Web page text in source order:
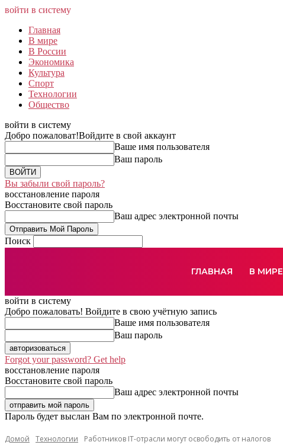
войти в систему
Главная
В мире
В России
Экономика
Культура
Спорт
Технологии
Общество
войти в систему
Добро пожаловат!Войдите в свой аккаунт
Ваше имя пользователя
Ваш пароль
Вы забыли свой пароль?
восстановление пароля
Восстановите свой пароль
Ваш адрес электронной почты
Поиск
ГЛАВНАЯ В МИРЕ
войти в систему
Добро пожаловать! Войдите в свою учётную запись
Ваше имя пользователя
Ваш пароль
Forgot your password? Get help
восстановление пароля
Восстановите свой пароль
Ваш адрес электронной почты
Пароль будет выслан Вам по электронной почте.
Домой Технологии Работников IT-отрасли могут освободить от налогов